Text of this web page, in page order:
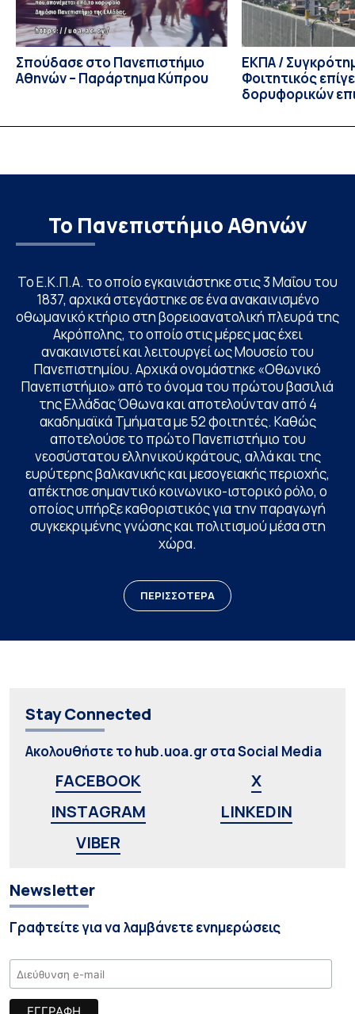
Σπούδασε στο Πανεπιστήμιο
Αθηνών – Παράρτημα Κύπρου
ΕΚΠΑ /
Φοιτητικός
δορυφορικών
Το Πανεπιστήμιο Αθηνών
Το Ε.Κ.Π.Α. το οποίο εγκαινιάστηκε στις 3 Μαΐου του
1837, αρχικά στεγάστηκε σε ένα ανακαινισμένο
οθωμανικό κτήριο στη βορειοανατολική πλευρά της
Ακρόπολης, το οποίο στις μέρες μας έχει
ανακαινιστεί και λειτουργεί ως Μουσείο του
Πανεπιστημίου. Αρχικά ονομάστηκε «Οθωνικό
Πανεπιστήμιο» από το όνομα του πρώτου βασιλιά
της Ελλάδας Όθωνα και αποτελούνταν από 4
ακαδημαϊκά Τμήματα με 52 φοιτητές. Καθώς
αποτελούσε το πρώτο Πανεπιστήμιο του
νεοσύστατου ελληνικού κράτους, αλλά και της
ευρύτερης βαλκανικής και μεσογειακής περιοχής,
απέκτησε σημαντικό κοινωνικο-ιστορικό ρόλο, ο
οποίος υπήρξε καθοριστικός για την παραγωγή
συγκεκριμένης γνώσης και πολιτισμού μέσα στη
χώρα.
ΠΕΡΙΣΣΟΤΕΡΑ
Stay Connected
Ακολουθήστε το hub.uoa.gr στα Social Media
FACEBOOK
X
INSTAGRAM
LINKEDIN
VIBER
Newsletter
Γραφτείτε για να λαμβάνετε ενημερώσεις